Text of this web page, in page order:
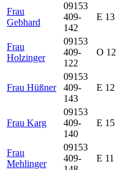
Frau
Gebhard
09153
409-
142
E 13
Frau
Holzinger
09153
409-
122
O 12
Frau Hüßner
09153
409-
143
E 12
Frau Karg
09153
409-
140
E 15
Frau
Mehlinger
09153
409-
E 11